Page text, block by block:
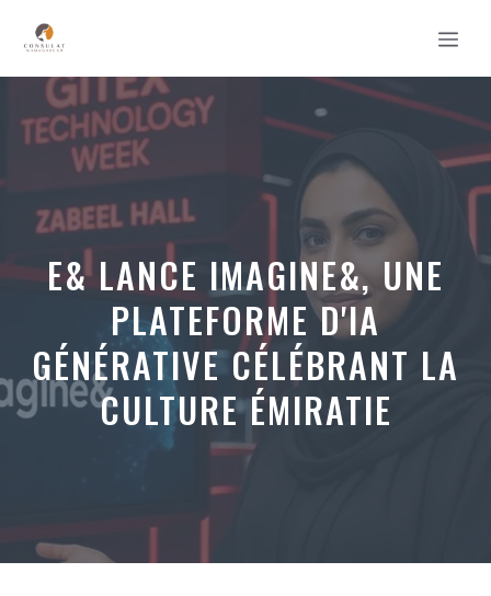
contenu
E& LANCE IMAGINE&, UNE
PLATEFORME D'IA
GÉNÉRATIVE CÉLÉBRANT LA
CULTURE ÉMIRATIE